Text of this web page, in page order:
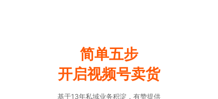
简单五步
开启视频号卖货
基于13年私域业务积淀，有赞提供